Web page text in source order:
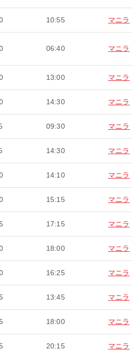
10:55 マニラ
06:40 マニラ
13:00 マニラ
14:30 マニラ
09:30 マニラ
14:30 マニラ
14:10 マニラ
15:15 マニラ
17:15 マニラ
18:00 マニラ
16:25 マニラ
13:45 マニラ
18:00 マニラ
20:15 マニラ